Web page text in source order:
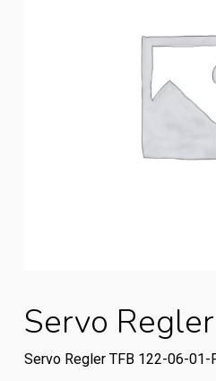
Servo Regler
Servo Regler TFB 122-06-01-